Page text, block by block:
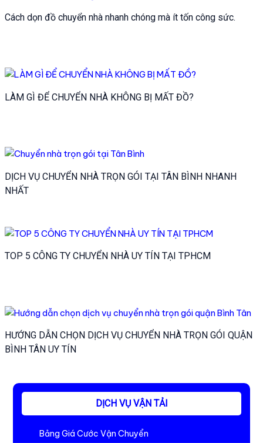
Cách dọn đồ chuyển nhà nhanh chóng mà ít tốn công sức.
LÀM GÌ ĐỂ CHUYỂN NHÀ KHÔNG BỊ MẤT ĐỒ?
DỊCH VỤ CHUYỂN NHÀ TRỌN GÓI TẠI TÂN BÌNH NHANH
NHẤT
TOP 5 CÔNG TY CHUYỂN NHÀ UY TÍN TẠI TPHCM
HƯỚNG DẪN CHỌN DỊCH VỤ CHUYỂN NHÀ TRỌN GÓI QUẬN
BÌNH TÂN UY TÍN
DỊCH VỤ VẬN TẢI
Bảng Giá Cước Vận Chuyển